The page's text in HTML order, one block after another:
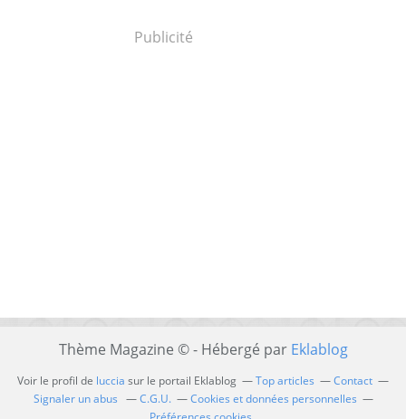
Publicité
Thème Magazine © - Hébergé par Eklablog
Voir le profil de luccia sur le portail Eklablog Top articles
Contact
Signaler un abus
C.G.U.
Cookies et données personnelles